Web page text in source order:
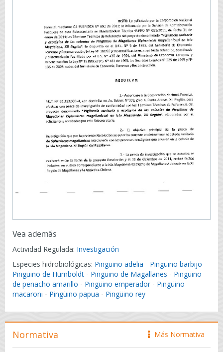
Vea además
Actividad Regulada: Investigación
Especies hidrobiológicas: Pingüino adelia - Pingüino barbijo -
Pingüino de Humboldt - Pingüino de Magallanes - Pingüino
de penacho amarillo - Pingüino emperador - Pingüino
macaroni - Pingüino papua - Pingüino rey
icono
Más Normativa
Normativa